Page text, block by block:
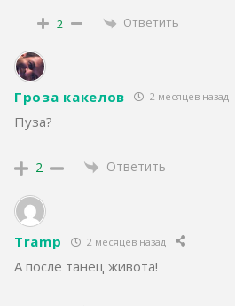
2 Ответить
Гроза какелов 2 месяцев назад
Пуза?
2 Ответить
Tramp 2 месяцев назад
А после танец живота!